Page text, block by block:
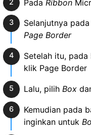
Pada Ribbon
Selanjutnya
Page Border
Setelah itu,
klik Page Border
Lalu, pilih Box
Kemudian pada
inginkan untuk